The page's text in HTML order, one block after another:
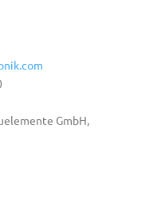
GmbH,